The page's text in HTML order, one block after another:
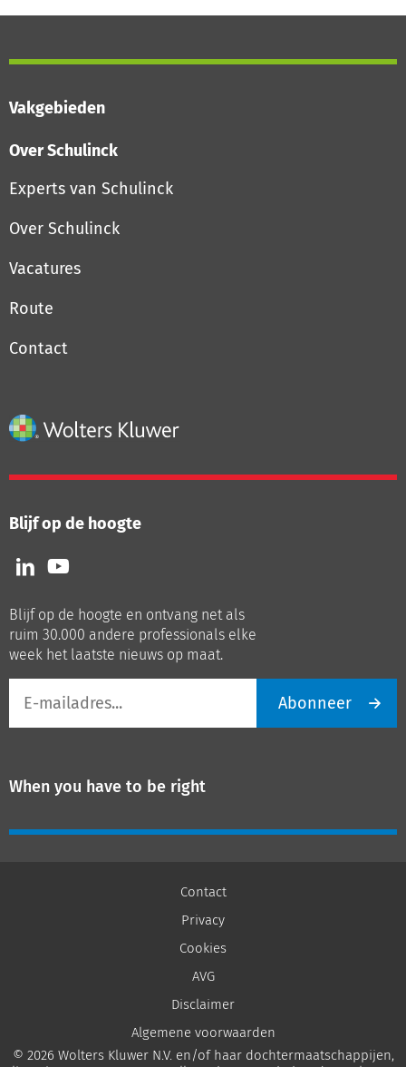
Vakgebieden
Over Schulinck
Experts van Schulinck
Over Schulinck
Vacatures
Route
Contact
Blijf op de hoogte
Volg
ons
LinkedIn
Volg
ons
Youtube
Blijf op de hoogte en ontvang net als
ruim 30.000 andere professionals elke
week het laatste nieuws op maat.
mailadres
Abonneer
When you have to be right
Contact
Privacy
Cookies
AVG
Disclaimer
Algemene voorwaarden
© 2026 Wolters Kluwer N.V. en/of haar dochtermaatschappijen,